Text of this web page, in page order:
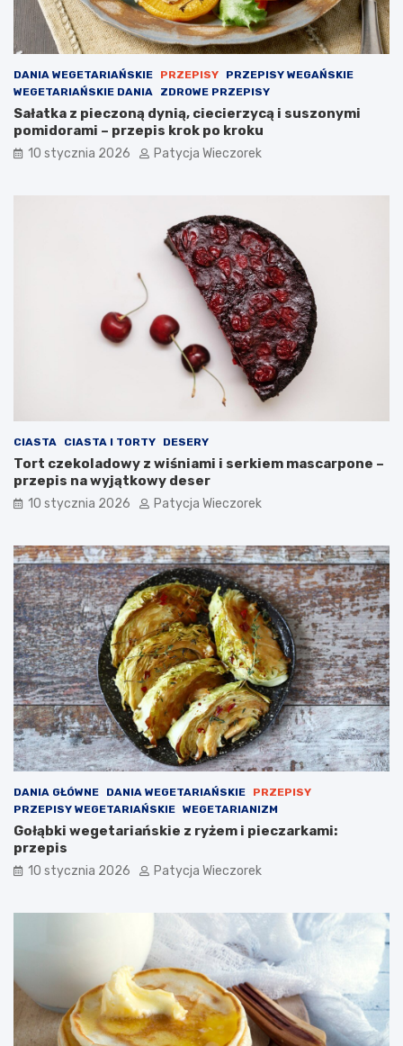
DANIA WEGETARIAŃSKIE PRZEPISY
PRZEPISY WEGAŃSKIE
WEGETARIAŃSKIE DANIA
ZDROWE PRZEPISY
Sałatka z pieczoną dynią, ciecierzycą i suszonymi
pomidorami – przepis krok po kroku
10 stycznia 2026 Patycja Wieczorek
CIASTA CIASTA I TORTY DESERY
Tort czekoladowy z wiśniami i serkiem mascarpone –
przepis na wyjątkowy deser
10 stycznia 2026 Patycja Wieczorek
DANIA GŁÓWNE DANIA WEGETARIAŃSKIE
PRZEPISY
PRZEPISY WEGETARIAŃSKIE WEGETARIANIZM
Gołąbki wegetariańskie z ryżem i pieczarkami:
przepis
10 stycznia 2026 Patycja Wieczorek